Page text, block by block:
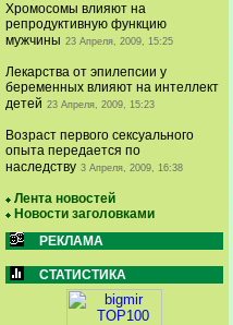
Хромосомы влияют на
репродуктивную функцию
мужчины 23 Апреля, 2009, 15:25
Лекарства от эпилепсии у
беременных влияют на интеллект
детей 23 Апреля, 2009, 15:23
Возраст первого сексуального
опыта передается по
наследству 3 Апреля, 2009, 16:38
Лента новостей
Новости заголовками
РЕКЛАМА
СТАТИСТИКА